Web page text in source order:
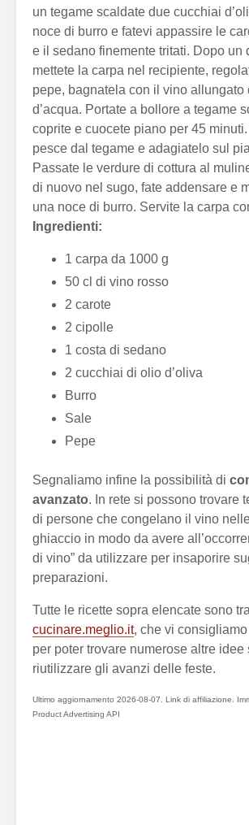
un tegame scaldate due cucchiai
noce di burro e fatevi appassire le
e il sedano finemente tritati. Dopo un
mettete la carpa nel recipiente,
pepe, bagnatela con il vino allungato
d’acqua. Portate a bollore a tegame
coprite e cuocete piano per 45 minuti.
pesce dal tegame e adagiatelo sul
Passate le verdure di cottura al
di nuovo nel sugo, fate addensare e
una noce di burro. Servite la carpa
Ingredienti:
1 carpa da 1000 g
50 cl di vino rosso
2 carote
2 cipolle
1 costa di sedano
2 cucchiai di olio d’oliva
Burro
Sale
Pepe
Segnaliamo infine la possibilità di
avanzato. In rete si possono trovare
di persone che congelano il vino
ghiaccio in modo da avere
di vino” da utilizzare per insaporire
preparazioni.
Tutte le ricette sopra elencate sono
cucinare.meglio.it, che vi
per poter trovare numerose altre idee
riutilizzare gli avanzi delle feste.
Ultimo aggiornamento 2026-08-07. Link di affiliazione.
Product Advertising API